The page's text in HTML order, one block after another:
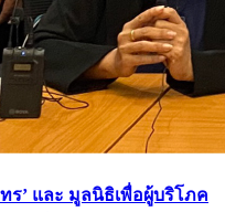
ร’ และ มูลนิธิเพื่อผู้บริโภค